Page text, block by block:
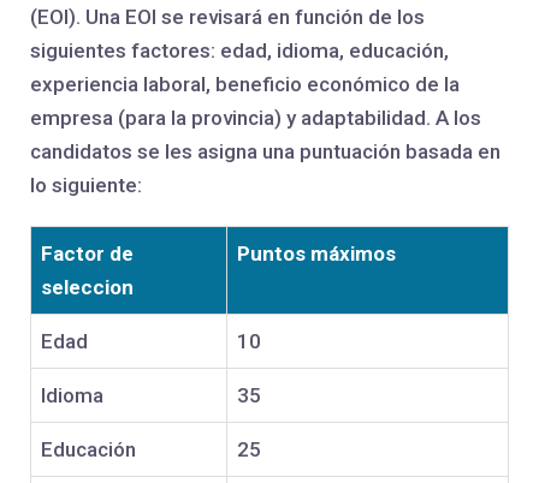
(EOI). Una EOI se revisará en función de los
siguientes factores: edad, idioma, educación,
experiencia laboral, beneficio económico de la
empresa (para la provincia) y adaptabilidad. A los
candidatos se les asigna una puntuación basada en
lo siguiente:
Factor de
seleccion
Puntos máximos
Edad 10
Idioma 35
Educación 25